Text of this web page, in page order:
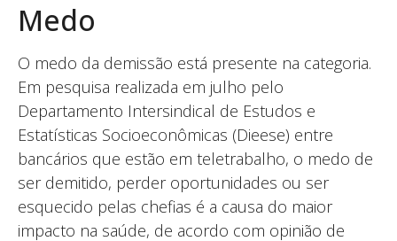
Medo
O medo da demissão está presente na categoria.
Em pesquisa realizada em julho pelo
Departamento Intersindical de Estudos e
Estatísticas Socioeconômicas (Dieese) entre
bancários que estão em teletrabalho, o medo de
ser demitido, perder oportunidades ou ser
esquecido pelas chefias é a causa do maior
impacto na saúde, de acordo com opinião de